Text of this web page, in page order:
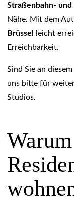
Straßenbahn-
Nähe. Mit dem
Brüssel
leicht
Erreichbarkeit.
Sind Sie an
uns bitte für
Studios.